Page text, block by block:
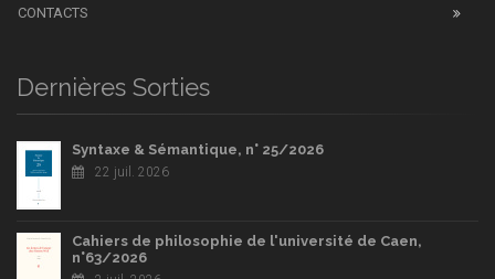
CONTACTS
Dernières Sorties
Syntaxe & Sémantique, n° 25/2026
22 juil. 2026
Cahiers de philosophie de l'université de Caen,
n°63/2026